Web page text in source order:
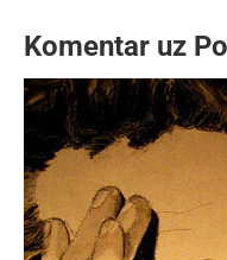
Komentar uz